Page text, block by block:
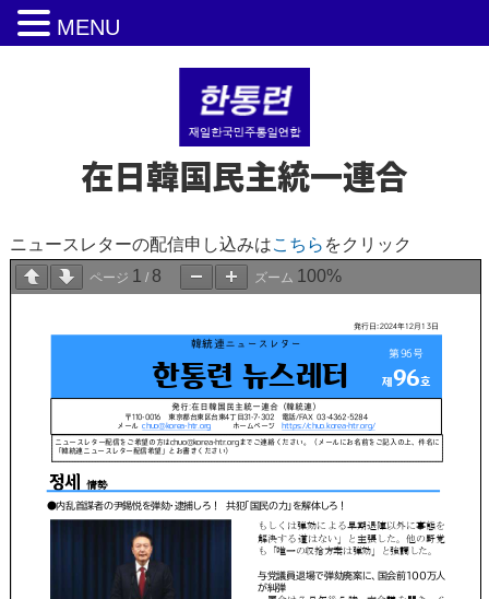
在日韓国民主統一連合
ニュースレターの配信申し込みはこちら をクリック
ページ 1 / 8 ズーム 100%
MENU